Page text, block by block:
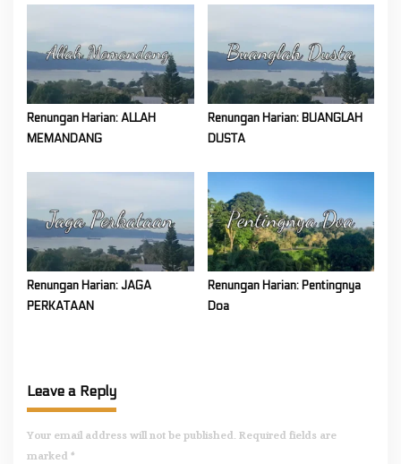
Renungan Harian: ALLAH
MEMANDANG
Renungan Harian: BUANGLAH
DUSTA
Renungan Harian: JAGA
PERKATAAN
Renungan Harian: Pentingnya
Doa
Leave a Reply
Your email address will not be published. Required fields are
marked *